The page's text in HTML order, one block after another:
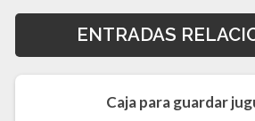
ENTRADAS
Caja para guardar